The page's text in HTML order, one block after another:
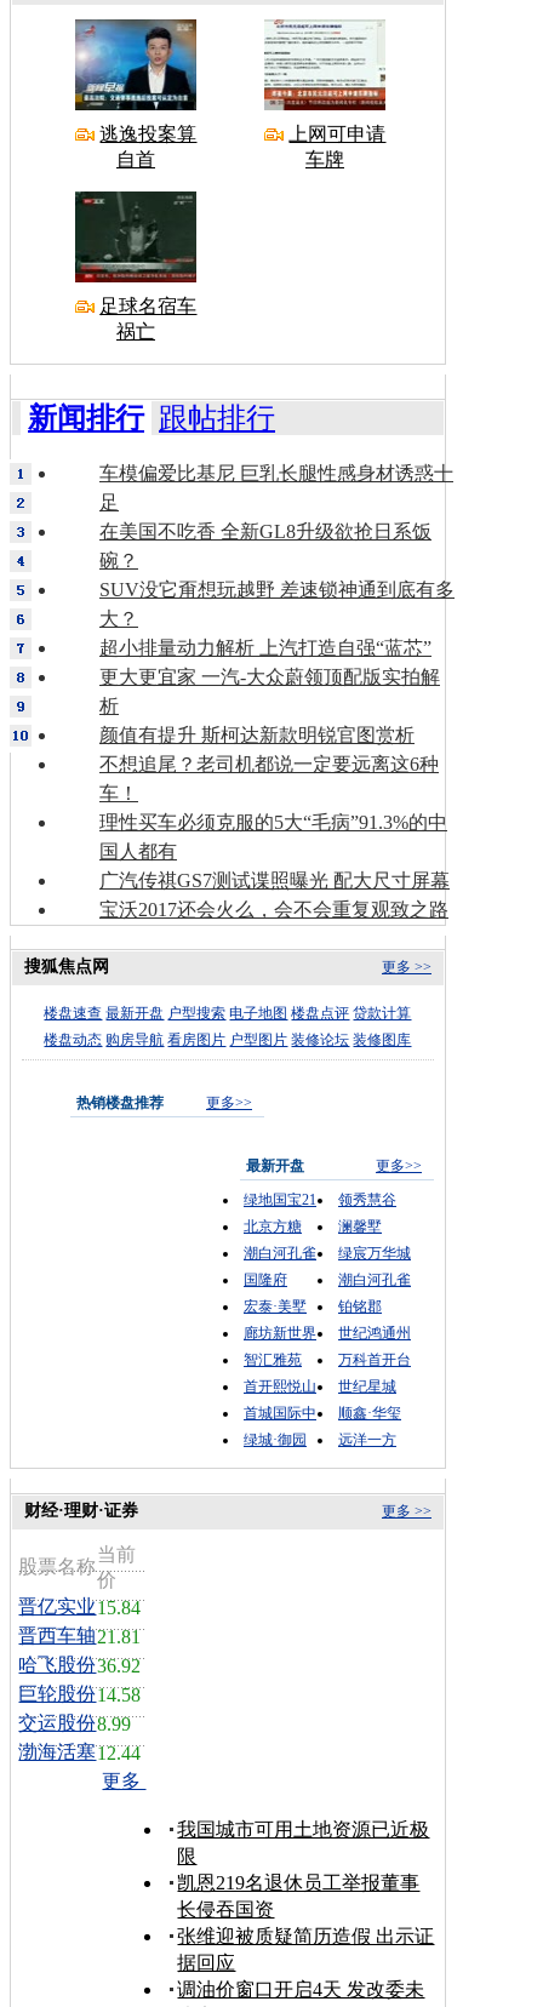
逃逸投案算
自首
上网可申请
车牌
足球名宿车
祸亡
新闻排行 跟帖排行
车模偏爱比基尼 巨乳长腿性感身材诱惑十
足
在美国不吃香 全新GL8升级欲抢日系饭
碗？
SUV没它甭想玩越野 差速锁神通到底有多
大？
超小排量动力解析 上汽打造自强“蓝芯”
更大更宜家 一汽-大众蔚领顶配版实拍解
析
颜值有提升 斯柯达新款明锐官图赏析
不想追尾？老司机都说一定要远离这6种
车！
理性买车必须克服的5大“毛病”91.3%的中
国人都有
广汽传祺GS7测试谍照曝光 配大尺寸屏幕
宝沃2017还会火么，会不会重复观致之路
更多 >>
搜狐焦点网
楼盘速查 最新开盘 户型搜索 电子地图 楼盘点评 贷款计算
楼盘动态 购房导航 看房图片 户型图片 装修论坛 装修图库
热销楼盘推荐 更多>>
最新开盘
更多>>
绿地国宝21
领秀慧谷
北京方糖
澜馨墅
潮白河孔雀
绿宸万华城
国隆府
潮白河孔雀
宏泰·美墅
铂铭郡
廊坊新世界
世纪鸿通州
智汇雅苑
万科首开台
首开熙悦山
世纪星城
首城国际中
顺鑫·华玺
绿城·御园
远洋一方
更多 >>
财经·理财·证券
股票名称
当前
价
晋亿实业15.84
晋西车轴21.81
哈飞股份36.92
巨轮股份14.58
交运股份8.99
渤海活塞12.44
更多
我国城市可用土地资源已近极
限
凯恩219名退休员工举报董事
长侵吞国资
张维迎被质疑简历造假 出示证
据回应
调油价窗口开启4天 发改委未